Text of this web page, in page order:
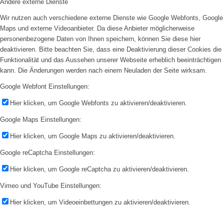
Andere externe Dienste
Wir nutzen auch verschiedene externe Dienste wie Google Webfonts, Google
Maps und externe Videoanbieter. Da diese Anbieter möglicherweise
personenbezogene Daten von Ihnen speichern, können Sie diese hier
deaktivieren. Bitte beachten Sie, dass eine Deaktivierung dieser Cookies die
Funktionalität und das Aussehen unserer Webseite erheblich beeinträchtigen
kann. Die Änderungen werden nach einem Neuladen der Seite wirksam.
Google Webfont Einstellungen:
Hier klicken, um Google Webfonts zu aktivieren/deaktivieren.
Google Maps Einstellungen:
Hier klicken, um Google Maps zu aktivieren/deaktivieren.
Google reCaptcha Einstellungen:
Hier klicken, um Google reCaptcha zu aktivieren/deaktivieren.
Vimeo und YouTube Einstellungen:
Hier klicken, um Videoeinbettungen zu aktivieren/deaktivieren.